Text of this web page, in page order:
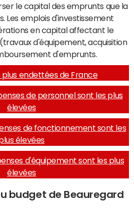
le capital des emprunts que la
Les emplois d'investissement
en capital affectant le
d'équipement, acquisition
d'emprunts.
plus endettées de France
de personnel sont les plus
élevées
de fonctionnement sont les
élevées
d'équipement sont les plus
élevées
budget de Beauregard